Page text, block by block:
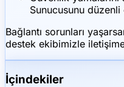
Sunucusunu
Bağlantı sorunları
destek ekibimizle
İçindekiler